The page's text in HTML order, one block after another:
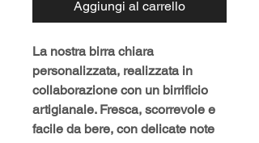
Aggiungi al carrello
La nostra birra chiara
personalizzata, realizzata in
collaborazione con un birrificio
artigianale. Fresca, scorrevole e
facile da bere, con delicate note